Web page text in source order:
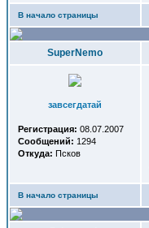
В начало страницы
SuperNemo
завсегдатай
Регистрация: 08.07.2007
Сообщений: 1294
Откуда: Псков
В начало страницы